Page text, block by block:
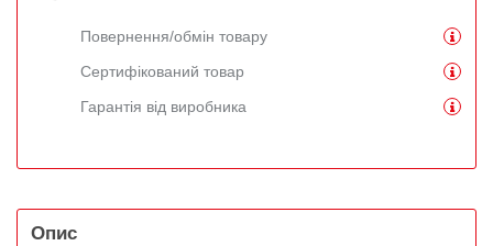
Повернення/обмін товару
Сертифікований товар
Гарантія від виробника
Опис